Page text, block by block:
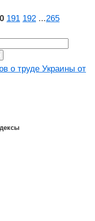
191 192 ...265
о труде Украины от